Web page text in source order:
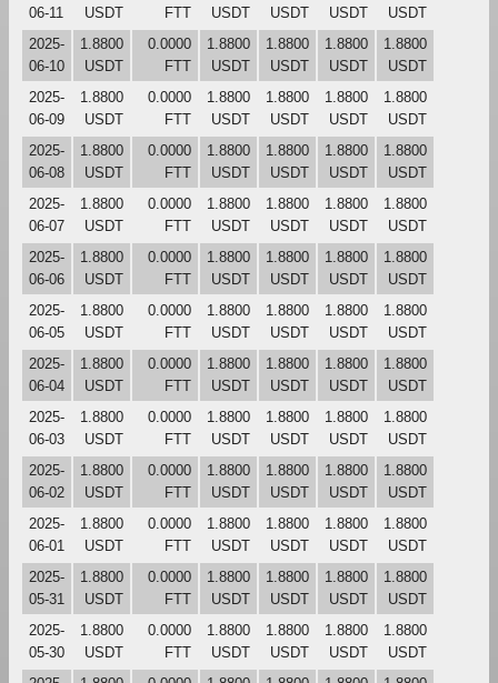
06-11
USDT
FTT
USDT
USDT
USDT
USDT
2025-
06-10
1.8800
USDT
0.0000
FTT
1.8800
USDT
1.8800
USDT
1.8800
USDT
1.8800
USDT
2025-
06-09
1.8800
USDT
0.0000
FTT
1.8800
USDT
1.8800
USDT
1.8800
USDT
1.8800
USDT
2025-
06-08
1.8800
USDT
0.0000
FTT
1.8800
USDT
1.8800
USDT
1.8800
USDT
1.8800
USDT
2025-
06-07
1.8800
USDT
0.0000
FTT
1.8800
USDT
1.8800
USDT
1.8800
USDT
1.8800
USDT
2025-
06-06
1.8800
USDT
0.0000
FTT
1.8800
USDT
1.8800
USDT
1.8800
USDT
1.8800
USDT
2025-
06-05
1.8800
USDT
0.0000
FTT
1.8800
USDT
1.8800
USDT
1.8800
USDT
1.8800
USDT
2025-
06-04
1.8800
USDT
0.0000
FTT
1.8800
USDT
1.8800
USDT
1.8800
USDT
1.8800
USDT
2025-
06-03
1.8800
USDT
0.0000
FTT
1.8800
USDT
1.8800
USDT
1.8800
USDT
1.8800
USDT
2025-
06-02
1.8800
USDT
0.0000
FTT
1.8800
USDT
1.8800
USDT
1.8800
USDT
1.8800
USDT
2025-
06-01
1.8800
USDT
0.0000
FTT
1.8800
USDT
1.8800
USDT
1.8800
USDT
1.8800
USDT
2025-
05-31
1.8800
USDT
0.0000
FTT
1.8800
USDT
1.8800
USDT
1.8800
USDT
1.8800
USDT
2025-
05-30
1.8800
USDT
0.0000
FTT
1.8800
USDT
1.8800
USDT
1.8800
USDT
1.8800
USDT